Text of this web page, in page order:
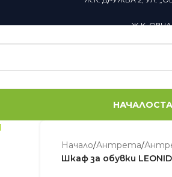
Ж.К. ОВЧА
НАЧАЛО
Начало/Aнтрета/
Шкаф за обувки